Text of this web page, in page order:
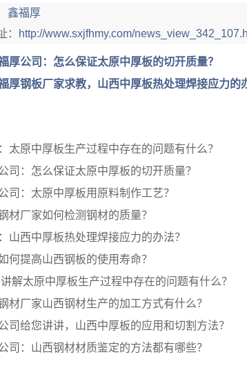
鑫福厚
：
http://www.sxjfhmy.com/
厚公司：怎么保证太原中厚板的切开质量？
厚钢板厂家求教，山西中厚板热处理焊接应力的
：太原中厚板生产过程中存在的问题有什么？
司：怎么保证太原中厚板的切开质量？
司：太原中厚板用原料制作工艺？
材厂家如何检测钢材的质量？
山西中厚板热处理焊接应力的办法？
何提高山西钢板的使用寿命？
解太原中厚板生产过程中存在的问题有什么？
材厂家山西钢材生产的加工方式有什么？
司给您讲讲，山西中厚板的应用和切割方法？
司：山西钢材材质鉴定的方法都有哪些？